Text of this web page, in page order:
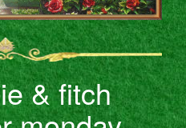
& fitch